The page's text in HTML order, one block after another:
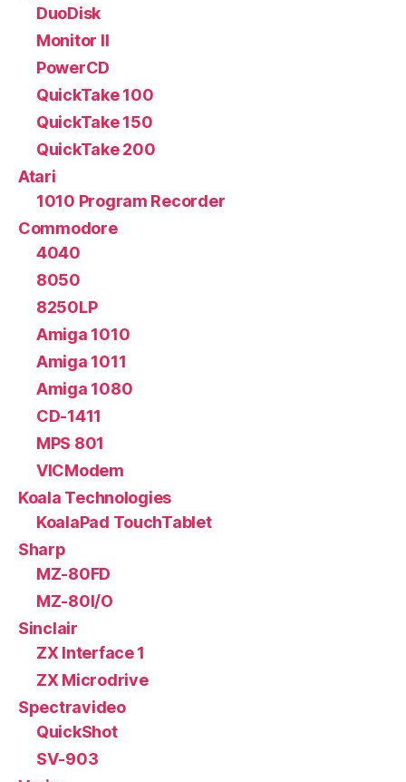
DuoDisk
Monitor II
PowerCD
QuickTake 100
QuickTake 150
QuickTake 200
Atari
1010 Program Recorder
Commodore
4040
8050
8250LP
Amiga 1010
Amiga 1011
Amiga 1080
CD-1411
MPS 801
VICModem
Koala Technologies
KoalaPad TouchTablet
Sharp
MZ-80FD
MZ-80I/O
Sinclair
ZX Interface 1
ZX Microdrive
Spectravideo
QuickShot
SV-903